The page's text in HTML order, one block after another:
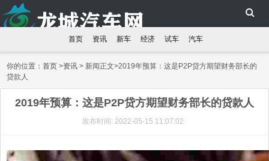
首页 资讯 新车 经济 试车 汽车
你的位置：首页 >资讯 > 新闻正文>2019年预算：这是P2P贷方期望财务部长的
贷款人
2019年预算：这是P2P贷方期望财务部长的贷款人
发布时间: 2022-05-15 11:07:02